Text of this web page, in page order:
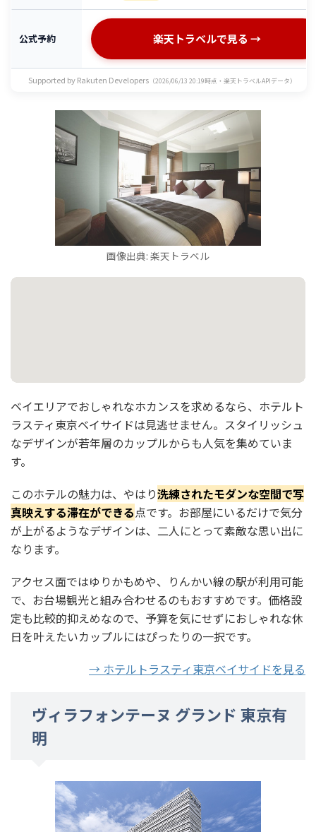
公式予約 楽天トラベルで見る →
Supported by Rakuten Developers （2026/06/13 20:19時点・楽天トラベルAPIデータ）
画像出典: 楽天トラベル
ベイエリアでおしゃれなホカンスを求めるなら、ホテルト
ラスティ東京ベイサイドは見逃せません。スタイリッシュ
なデザインが若年層のカップルからも人気を集めていま
す。
このホテルの魅力は、やはり洗練されたモダンな空間で写
真映えする滞在ができる点です。お部屋にいるだけで気分
が上がるようなデザインは、二人にとって素敵な思い出に
なります。
アクセス面ではゆりかもめや、りんかい線の駅が利用可能
で、お台場観光と組み合わせるのもおすすめです。価格設
定も比較的抑えめなので、予算を気にせずにおしゃれな休
日を叶えたいカップルにはぴったりの一択です。
→ ホテルトラスティ東京ベイサイドを見る
ヴィラフォンテーヌ グランド 東京有
明